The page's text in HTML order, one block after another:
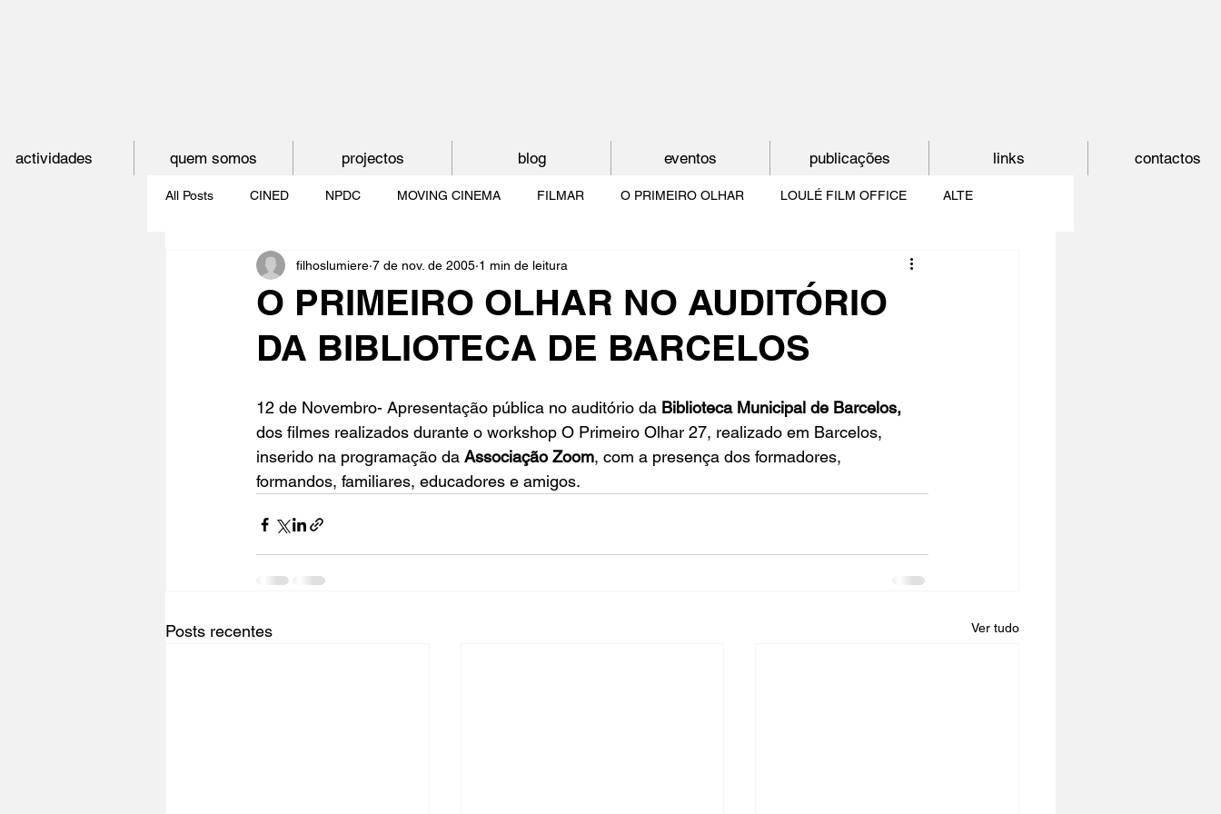
All Posts CINED NPDC MOVING CINEMA FILMAR O PRIMEIRO OLHAR LOULÉ FILM OFFICE ALTE
O CINEMA, CEM ANOS DE JUVENTUDE O MUNDO À NOSSA VOLTA SHORTCUT
CINECLUBE DAS GAIVOTAS O CINEMA POR DENTRO CRESCER COM O CINEMA NO PAÍS DO CINEMA
O PRIMEIRO OLHAR NO AUDITÓRIO
DA BIBLIOTECA DE BARCELOS
filhoslumiere 7 de nov. de 2005 1 min de leitura
12 de Novembro- Apresentação pública no auditório da Biblioteca Municipal de Barcelos,
dos filmes realizados durante o workshop O Primeiro Olhar 27, realizado em Barcelos,
inserido na programação da Associação Zoom, com a presença dos formadores,
formandos, familiares, educadores e amigos.
Posts recentes Ver tudo
actividades quem somos projectos blog eventos publicações links contactos